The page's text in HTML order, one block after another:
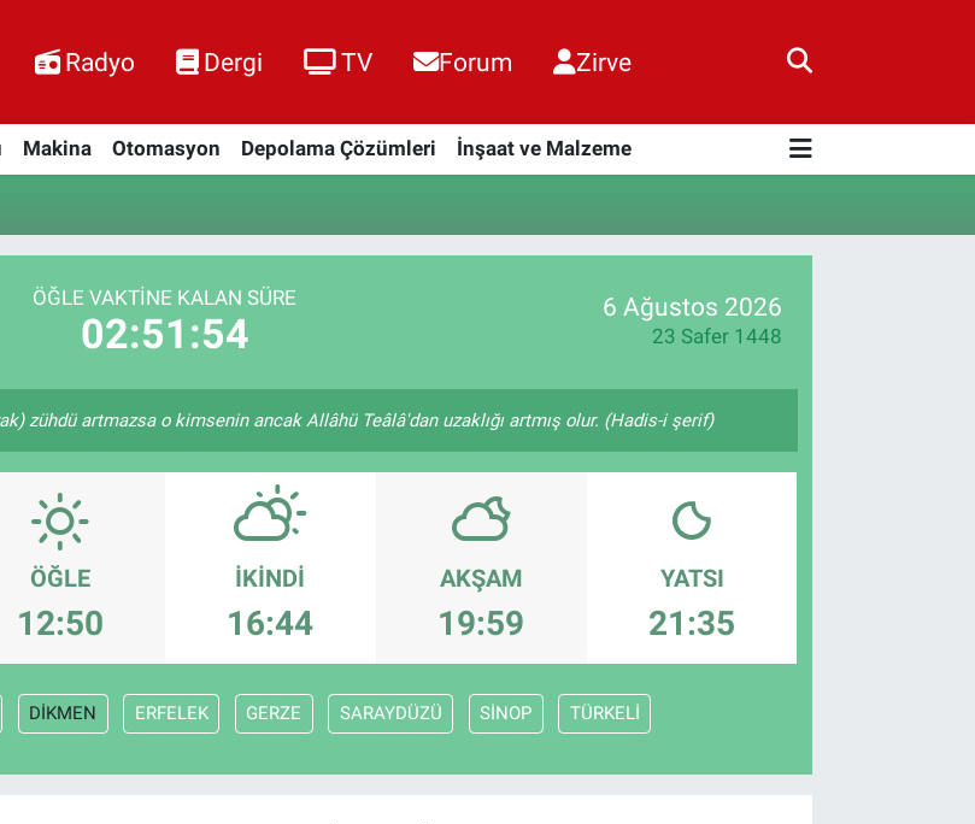
Radyo Dergi TV Forum Zirve
Makina Otomasyon Depolama Çözümleri İnşaat ve Malzeme
ÖĞLE VAKTINE KALAN SÜRE
02:51:53
6 Ağustos 2026
23 Safer 1448
zühdü artmazsa o kimsenin ancak Allâhü Teâlâ'dan uzaklığı artmış olur. (Hadis-i şerif)
ÖĞLE
12:50
İKINDI
16:44
AKŞAM
19:59
YATSI
21:35
DİKMEN ERFELEK GERZE SARAYDÜZÜ SİNOP TÜRKELİ